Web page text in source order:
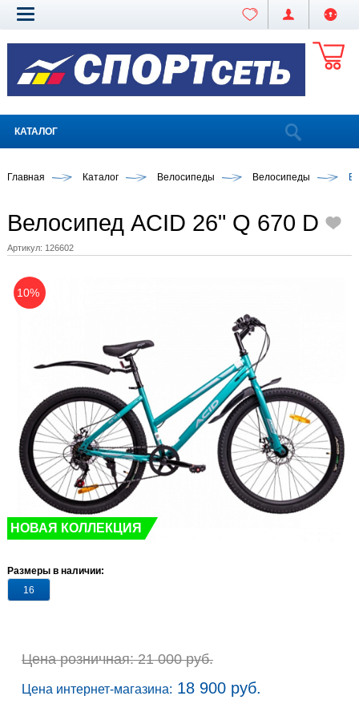
КАТАЛОГ
Главная Каталог Велосипеды Велосипеды
Велосипед ACID 26" Q 670 D
Артикул: 126602
10%
НОВАЯ КОЛЛЕКЦИЯ
Размеры в наличии:
16
Цена розничная: 21 000 руб.
Цена интернет-магазина: 18 900 руб.